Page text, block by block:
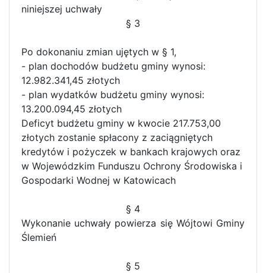
niniejszej uchwały
§ 3
Po dokonaniu zmian ujętych w § 1,
- plan dochodów budżetu gminy wynosi:
12.982.341,45 złotych
- plan wydatków budżetu gminy wynosi:
13.200.094,45 złotych
Deficyt budżetu gminy w kwocie 217.753,00
złotych zostanie spłacony z zaciągniętych
kredytów i pożyczek w bankach krajowych oraz
w Wojewódzkim Funduszu Ochrony Środowiska i
Gospodarki Wodnej w Katowicach
§ 4
Wykonanie uchwały powierza się Wójtowi Gminy
Ślemień
§ 5